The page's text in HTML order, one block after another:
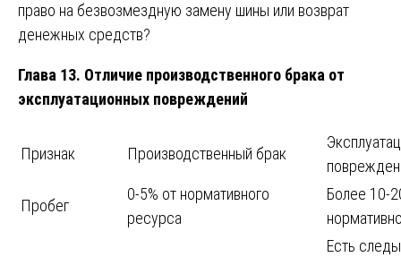
право на безвозмездную замену шины или возврат
денежных средств?
Глава 13. Отличие производственного брака от
эксплуатационных повреждений
Признак Производственный брак
Пробег
0-5% от нормативного
ресурса
Более 10-
Есть